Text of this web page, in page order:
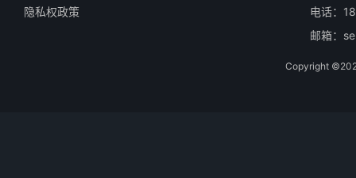
隐私权政策
电话：
邮箱：
Copyright